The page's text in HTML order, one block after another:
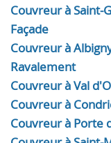
Couvreur à Saint-
Façade
Couvreur à
Ravalement
Couvreur à Val
Couvreur à
Couvreur à Porte